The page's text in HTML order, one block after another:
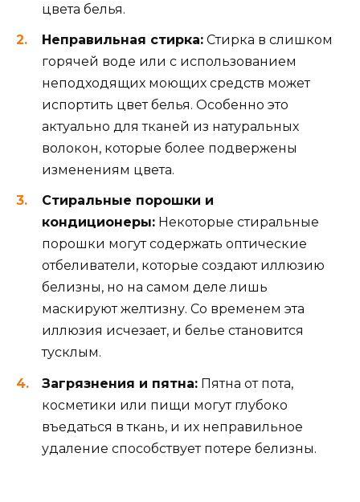
цвета белья.
Неправильная стирка: Стирка в слишком
горячей воде или с использованием
неподходящих моющих средств может
испортить цвет белья. Особенно это
актуально для тканей из натуральных
волокон, которые более подвержены
изменениям цвета.
Стиральные порошки и
кондиционеры: Некоторые стиральные
порошки могут содержать оптические
отбеливатели, которые создают иллюзию
белизны, но на самом деле лишь
маскируют желтизну. Со временем эта
иллюзия исчезает, и белье становится
тусклым.
Загрязнения и пятна: Пятна от пота,
косметики или пищи могут глубоко
въедаться в ткань, и их неправильное
удаление способствует потере белизны.